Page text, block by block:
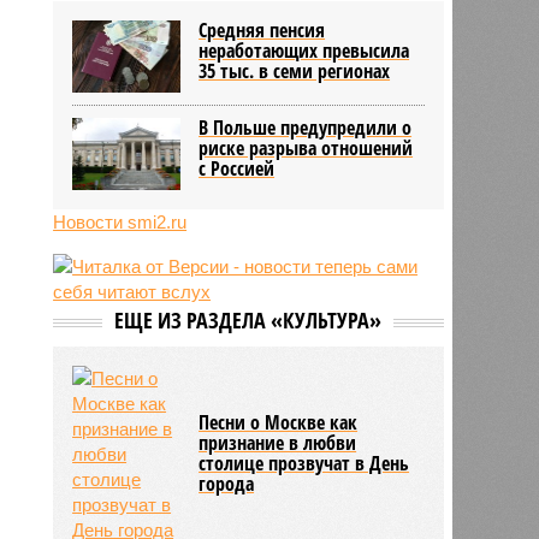
подписчиков
11:43
Итальянские аграрии забили
тревогу из-за засухи
Средняя пенсия
неработающих превысила
35 тыс. в семи регионах
В Польше предупредили о
риске разрыва отношений
с Россией
Новости smi2.ru
ЕЩЕ ИЗ РАЗДЕЛА «КУЛЬТУРА»
Песни о Москве как
признание в любви
столице прозвучат в День
города